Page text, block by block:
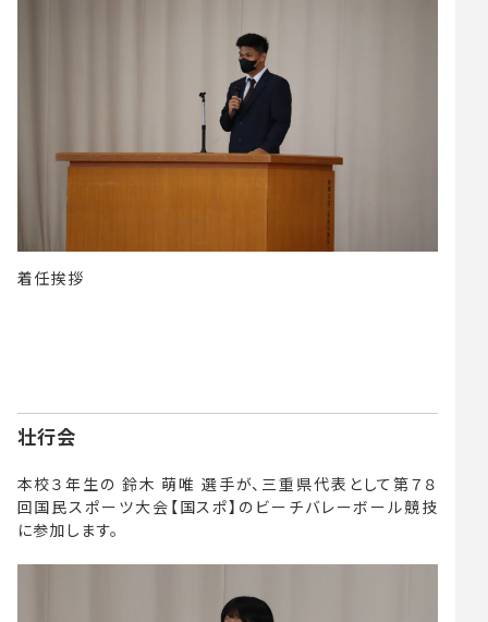
着任挨拶
壮行会
本校３年生の 鈴木 萌唯 選手が、三重県代表として第７８
回国民スポーツ大会【国スポ】のビーチバレーボール競技
に参加します。